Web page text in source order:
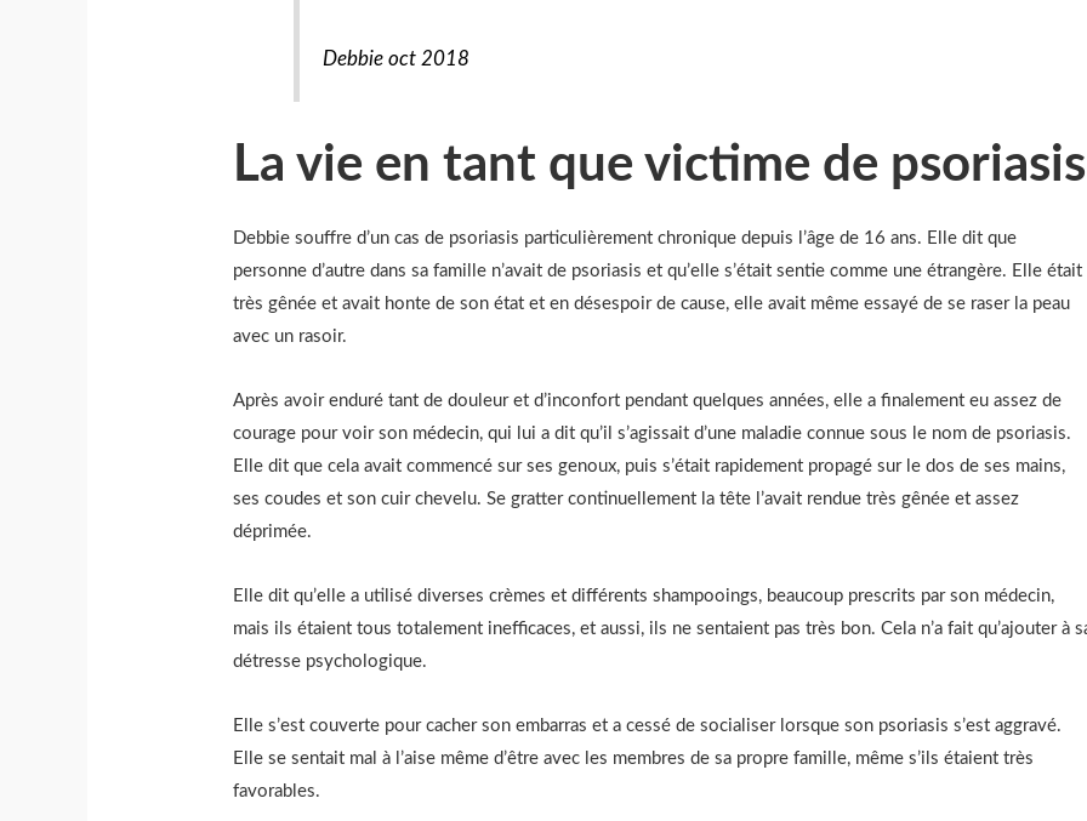
Debbie oct 2018
La vie en tant que victime de psoriasis
Debbie souffre d’un cas de psoriasis particulièrement chronique depuis l’âge de 16 ans. Elle dit que
personne d’autre dans sa famille n’avait de psoriasis et qu’elle s’était sentie comme une étrangère. Elle était
très gênée et avait honte de son état et en désespoir de cause, elle avait même essayé de se raser la peau
avec un rasoir.
Après avoir enduré tant de douleur et d’inconfort pendant quelques années, elle a finalement eu assez de
courage pour voir son médecin, qui lui a dit qu’il s’agissait d’une maladie connue sous le nom de psoriasis.
Elle dit que cela avait commencé sur ses genoux, puis s’était rapidement propagé sur le dos de ses mains,
ses coudes et son cuir chevelu. Se gratter continuellement la tête l’avait rendue très gênée et assez
déprimée.
Elle dit qu’elle a utilisé diverses crèmes et différents shampooings, beaucoup prescrits par son médecin,
mais ils étaient tous totalement inefficaces, et aussi, ils ne sentaient pas très bon. Cela n’a fait qu’ajouter à
détresse psychologique.
Elle s’est couverte pour cacher son embarras et a cessé de socialiser lorsque son psoriasis s’est aggravé.
Elle se sentait mal à l’aise même d’être avec les membres de sa propre famille, même s’ils étaient très
favorables.